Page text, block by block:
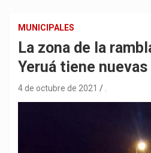
MUNICIPALES
La zona de la
Yeruá tiene
4 de octubre de 2021